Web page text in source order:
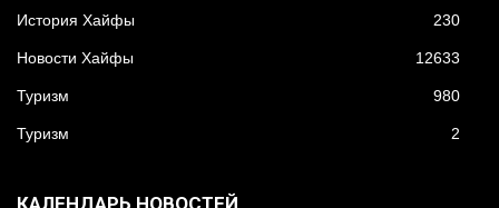
История Хайфы 230
Новости Хайфы 12633
Туризм 980
Туризм 2
КАЛЕНДАРЬ НОВОСТЕЙ